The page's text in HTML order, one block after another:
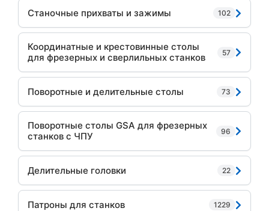
Станочные прихваты и зажимы 102
Координатные и крестовинные столы
для фрезерных и сверлильных станков
57
Поворотные и делительные столы 73
Поворотные столы GSA для фрезерных
станков с ЧПУ
96
Делительные головки 22
Патроны для станков 1229